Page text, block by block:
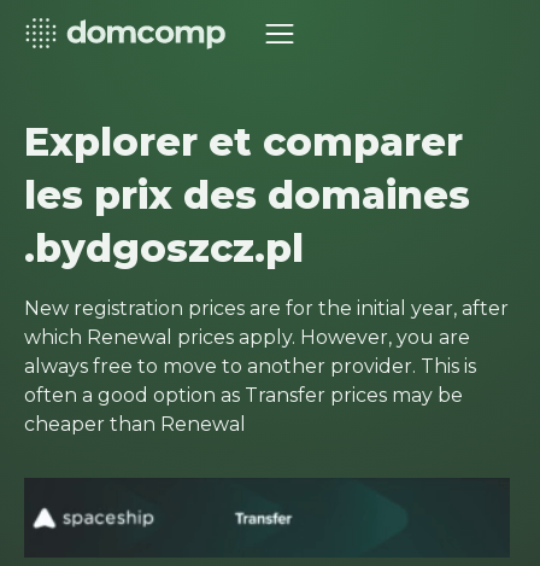
Explorer et comparer
les prix des domaines
.bydgoszcz.pl
New registration prices are for the initial year, after
which Renewal prices apply. However, you are
always free to move to another provider. This is
often a good option as Transfer prices may be
cheaper than Renewal